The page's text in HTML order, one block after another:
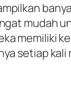
mudah
memiliki
setiap kali